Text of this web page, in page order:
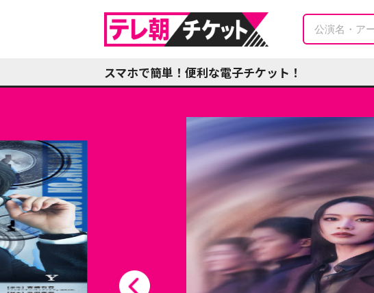
スマホで簡単！便利な電子チケット！